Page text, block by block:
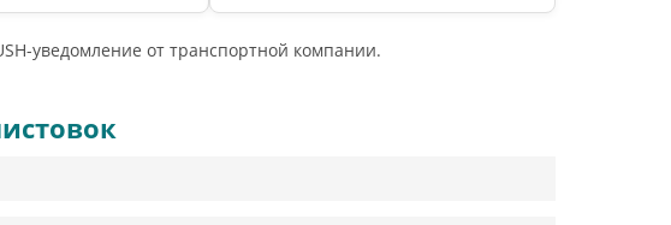
уведомление от транспортной компании.